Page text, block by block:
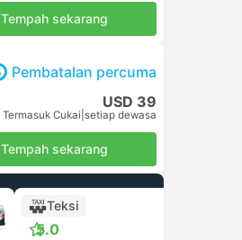
Tempah sekarang
Pembatalan percuma
USD 39
Termasuk Cukai setiap dewasa
Tempah sekarang
Teksi
5.0